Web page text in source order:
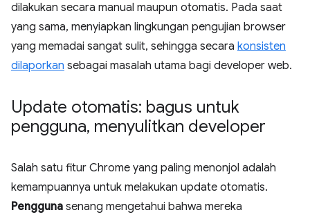
dilakukan secara manual maupun otomatis. Pada saat
yang sama, menyiapkan lingkungan pengujian browser
yang memadai sangat sulit, sehingga secara konsisten
dilaporkan sebagai masalah utama bagi developer web.
Update otomatis: bagus untuk
pengguna, menyulitkan developer
Salah satu fitur Chrome yang paling menonjol adalah
kemampuannya untuk melakukan update otomatis.
Pengguna senang mengetahui bahwa mereka